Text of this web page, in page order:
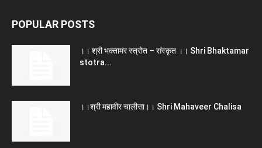
POPULAR POSTS
।। श्री भक्तामर स्त्रोत – संस्कृत ।। Shri Bhaktamar
stotra...
।।श्री महावीर चालीसा।। Shri Mahaveer Chalisa